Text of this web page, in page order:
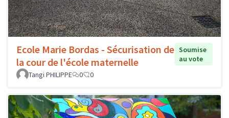
Ecole Marie Bordas - Sécurisation de
la cour de l'école maternelle
Soumise
au vote
Tangi PHILIPPE
0 0